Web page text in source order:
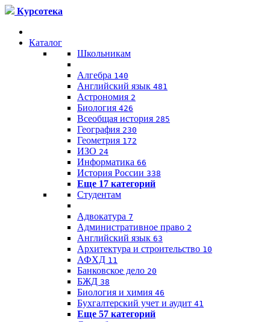
Курсотека
Каталог
Школьникам
Алгебра 140
Английский язык 481
Астрономия 2
Биология 426
Всеобщая история 285
География 230
Геометрия 172
ИЗО 24
Информатика 66
История России 338
Еще 17 категорий
Студентам
Адвокатура 7
Административное право 2
Английский язык 63
Архитектура и строительство 10
АФХД 11
Банковское дело 20
БЖД 38
Биология и химия 46
Бухгалтерский учет и аудит 41
Еще 57 категорий